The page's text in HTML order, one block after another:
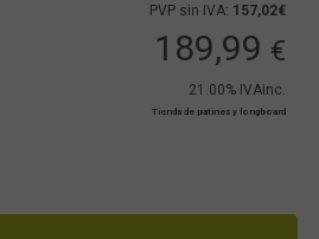
PVP sin IVA: 157,02€
189,99 €
21.00% IVAinc.
Tienda de patines y longboard